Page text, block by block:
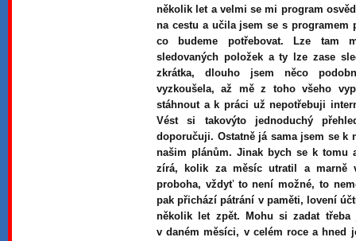
několik let a velmi se mi program
na cestu a učila jsem se s
co budeme potřebovat. Lze tam
sledovaných položek a ty lze zase
zkrátka, dlouho jsem něco
vyzkoušela, až mě z toho všeho
stáhnout a k práci už nepotřebuji
Vést si takovýto jednoduchý
doporučuji. Ostatně já sama jsem se k
našim plánům. Jinak bych se k tomu
zírá, kolik za měsíc utratil a marně
proboha, vždyť to není možné, to
pak přichází pátrání v paměti, lovení
několik let zpět. Mohu si zadat
v daném měsíci, v celém roce a hned